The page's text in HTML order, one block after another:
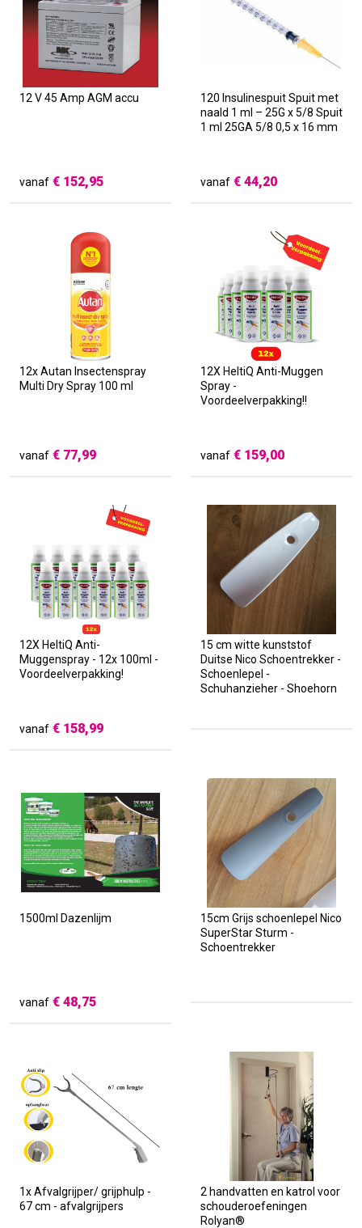
12 V 45 Amp AGM accu
vanaf € 152,95
120 Insulinespuit Spuit met
naald 1 ml – 25G x 5/8 Spuit
1 ml 25GA 5/8 0,5 x 16 mm
vanaf € 44,20
12x Autan Insectenspray
Multi Dry Spray 100 ml
vanaf € 77,99
12X HeltiQ Anti-Muggen
Spray -
Voordeelverpakking!!
vanaf € 159,00
12X HeltiQ Anti-
Muggenspray - 12x 100ml -
Voordeelverpakking!
vanaf € 158,99
15 cm witte kunststof
Duitse Nico Schoentrekker -
Schoenlepel -
Schuhanzieher - Shoehorn
1500ml Dazenlijm
vanaf € 48,75
15cm Grijs schoenlepel Nico
SuperStar Sturm -
Schoentrekker
1x Afvalgrijper/ grijphulp -
67 cm - afvalgrijpers
2 handvatten en katrol voor
schouderoefeningen
Rolyan®